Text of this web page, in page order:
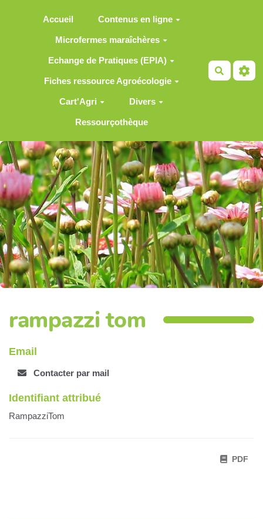
Accueil Contenus en ligne
Microfermes maraîchères
Echange de Pratiques (EPIA)
Fiches ressource Agroécologie
Cart'Agri Divers
Ressourçothèque
rampazzi tom
Email
Contacter par mail
Identifiant attribué
RampazziTom
PDF